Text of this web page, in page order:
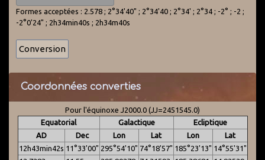
Formes acceptées : 2.578 ; 2°34'40" ; 2°34'40 ; 2°34' ; 2°34 ; -2° ; -2 ;
-2°0'24" ; 2h34min40s ; 2h34m40s
Coordonnées converties
Pour l'équinoxe J2000.0 (JJ=2451545.0)
Equatorial
Galactique
Ecliptique
AD
Dec Lon Lat Lon
Lat
12h43min42s 11°33'00" 295°54'10" 74°18'57" 185°23'13" 14°55'31"